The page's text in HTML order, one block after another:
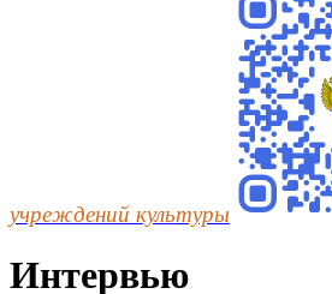
учреждений культуры
Интервью